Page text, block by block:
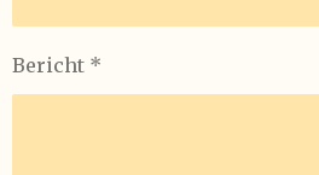
Bericht *